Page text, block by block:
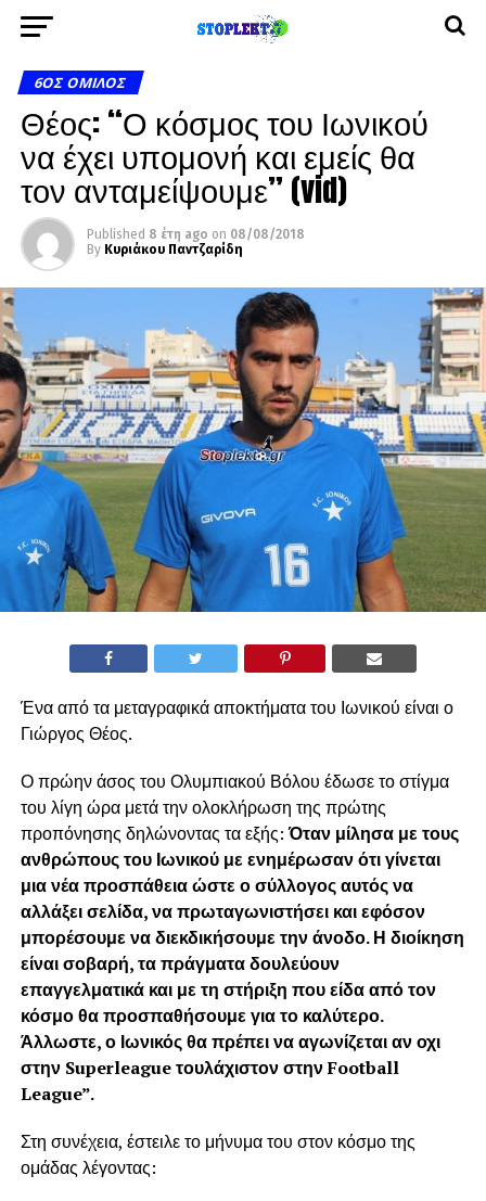
6ΟΣ ΌΜΙΛΟΣ
Θέος: “Ο κόσμος του Ιωνικού
να έχει υπομονή και εμείς θα
τον ανταμείψουμε” (vid)
Published 8 έτη ago on 08/08/2018
By Κυριάκου Παντζαρίδη
Ένα από τα μεταγραφικά αποκτήματα του Ιωνικού είναι ο
Γιώργος Θέος.
Ο πρώην άσος του Ολυμπιακού Βόλου έδωσε το στίγμα
του λίγη ώρα μετά την ολοκλήρωση της πρώτης
προπόνησης δηλώνοντας τα εξής:Όταν μίλησα με τους
ανθρώπους του Ιωνικού με ενημέρωσαν ότι γίνεται
μια νέα προσπάθεια ώστε ο σύλλογος αυτός να
αλλάξει σελίδα, να πρωταγωνιστήσει και εφόσον
μπορέσουμε να διεκδικήσουμε την άνοδο. Η διοίκηση
είναι σοβαρή, τα πράγματα δουλεύουν
επαγγελματικά και με τη στήριξη που είδα από τον
κόσμο θα προσπαθήσουμε για το καλύτερο.
Άλλωστε, ο Ιωνικός θα πρέπει να αγωνίζεται αν οχι
στην Superleague τουλάχιστον στην Football
League”.
Στη συνέχεια, έστειλε το μήνυμα του στον κόσμο της
ομάδας λέγοντας: